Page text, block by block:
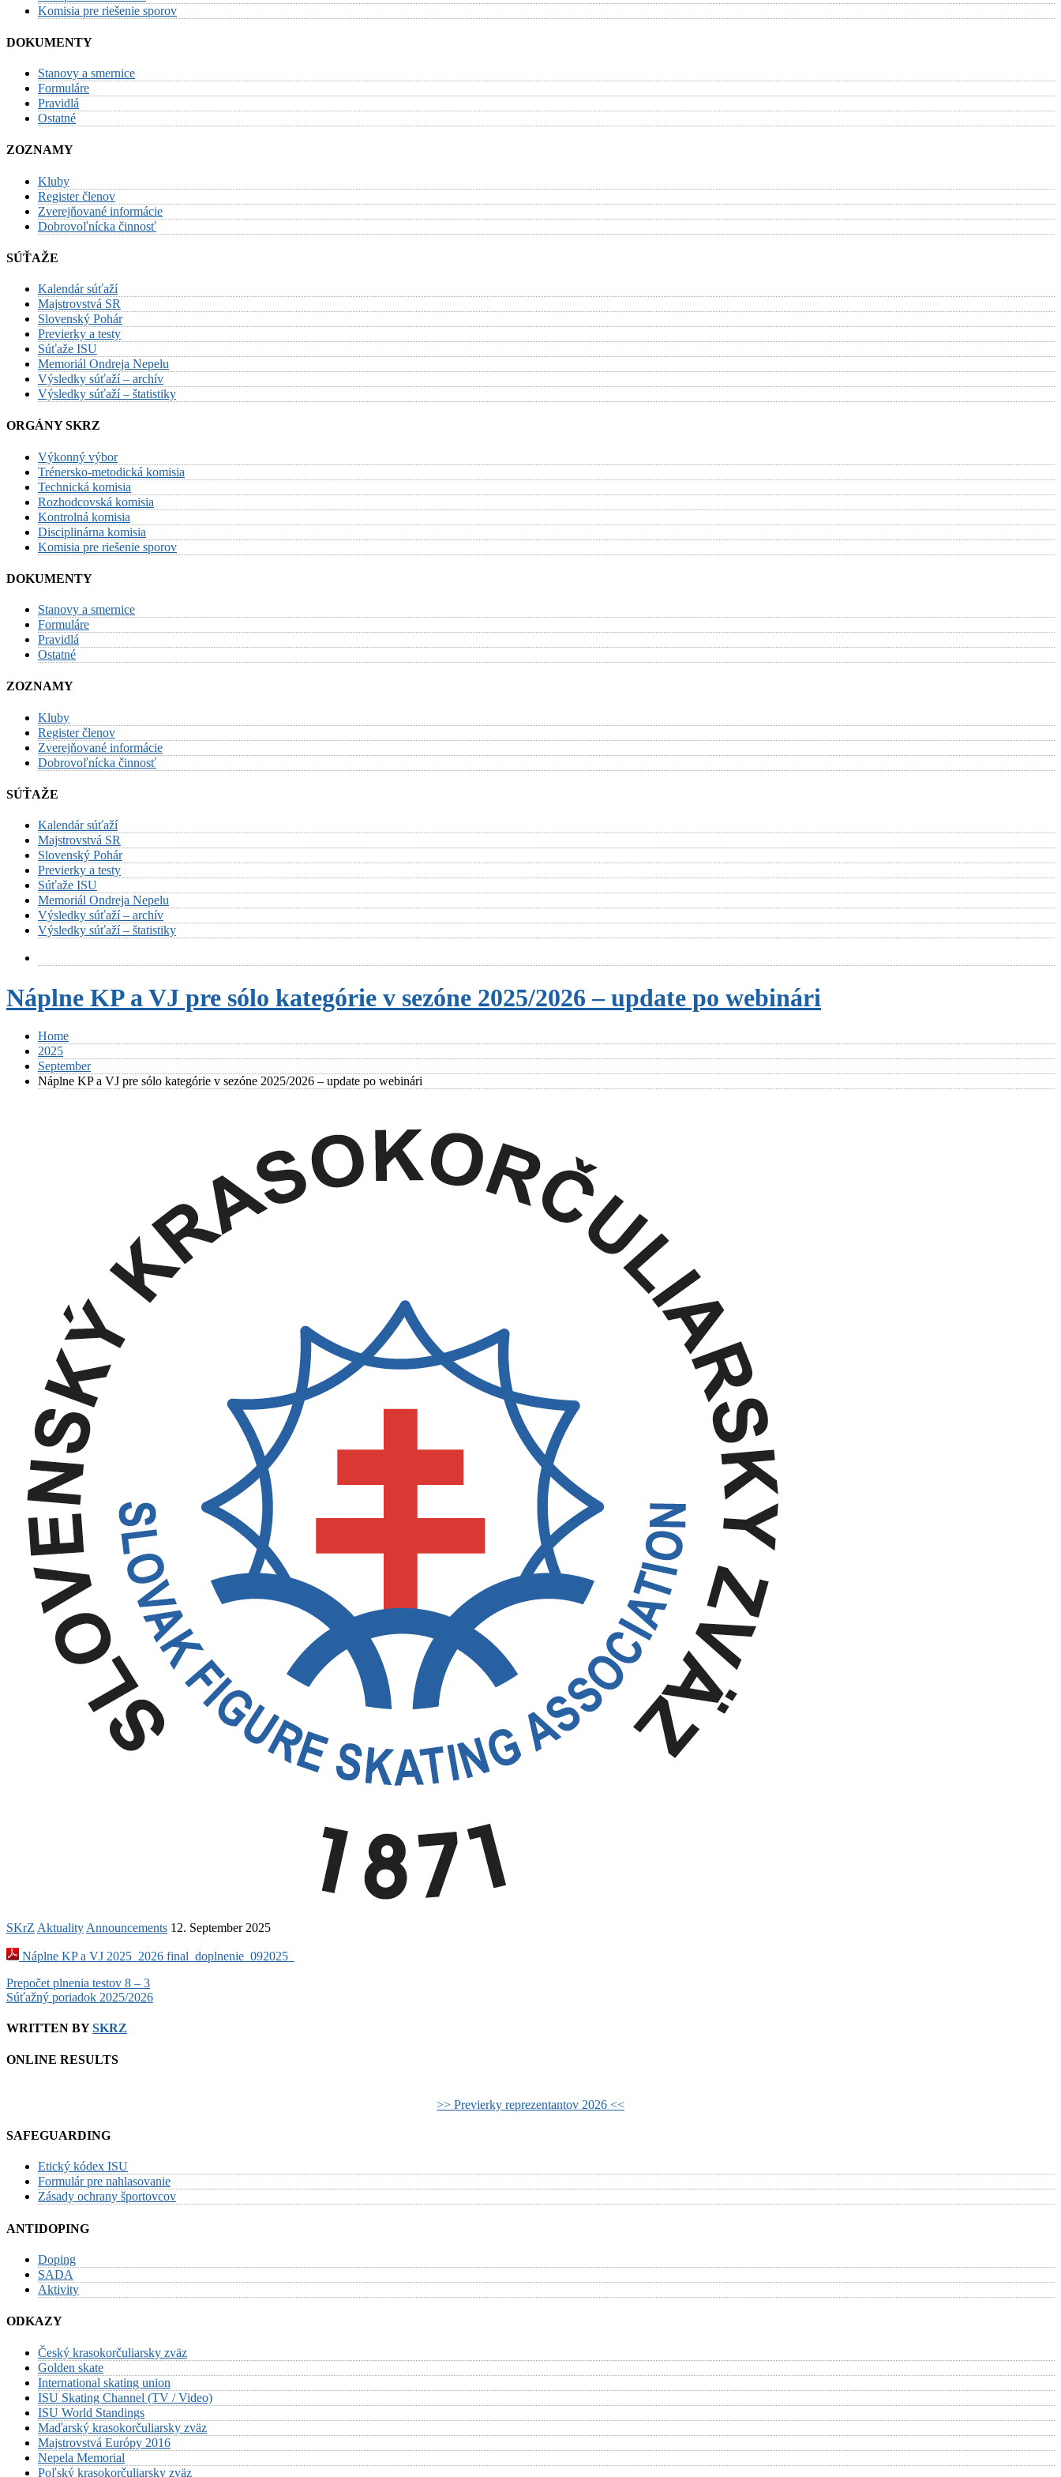
Komisia pre riešenie sporov
DOKUMENTY
Stanovy a smernice
Formuláre
Pravidlá
Ostatné
ZOZNAMY
Kluby
Register členov
Zverejňované informácie
Dobrovoľnícka činnosť
SÚŤAŽE
Kalendár súťaží
Majstrovstvá SR
Slovenský Pohár
Previerky a testy
Súťaže ISU
Memoriál Ondreja Nepelu
Výsledky súťaží – archív
Výsledky súťaží – štatistiky
ORGÁNY SKRZ
Výkonný výbor
Trénersko-metodická komisia
Technická komisia
Rozhodcovská komisia
Kontrolná komisia
Disciplinárna komisia
Komisia pre riešenie sporov
DOKUMENTY
Stanovy a smernice
Formuláre
Pravidlá
Ostatné
ZOZNAMY
Kluby
Register členov
Zverejňované informácie
Dobrovoľnícka činnosť
SÚŤAŽE
Kalendár súťaží
Majstrovstvá SR
Slovenský Pohár
Previerky a testy
Súťaže ISU
Memoriál Ondreja Nepelu
Výsledky súťaží – archív
Výsledky súťaží – štatistiky
Náplne KP a VJ pre sólo kategórie v sezóne 2025/2026 – update po webinári
Home
2025
September
Náplne KP a VJ pre sólo kategórie v sezóne 2025/2026 – update po webinári
SKrZ Aktuality Announcements 12. September 2025
Náplne KP a VJ 2025_2026 final_doplnenie_092025_
Post
navigation
Prepočet plnenia testov 8 – 3
Súťažný poriadok 2025/2026
WRITTEN BYSKRZ
ONLINE RESULTS
>> Previerky reprezentantov 2026 <<
SAFEGUARDING
Etický kódex ISU
Formulár pre nahlasovanie
Zásady ochrany športovcov
ANTIDOPING
Doping
SADA
Aktivity
ODKAZY
Český krasokorčuliarsky zväz
Golden skate
International skating union
ISU Skating Channel (TV / Video)
ISU World Standings
Maďarský krasokorčuliarsky zväz
Majstrovstvá Európy 2016
Nepela Memorial
Poľský krasokorčuliarsky zväz